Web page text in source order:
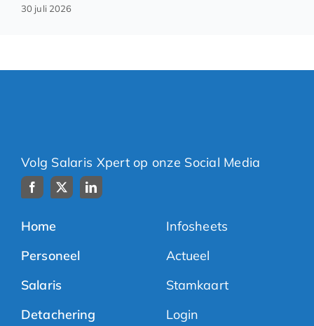
30 juli 2026
Volg Salaris Xpert op onze Social Media
Home
Personeel
Salaris
Detachering
Infosheets
Actueel
Stamkaart
Login